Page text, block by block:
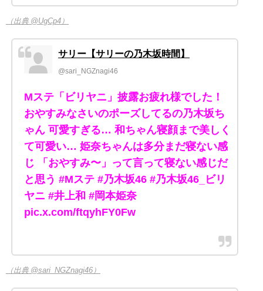
（出典 @UgCp4）
サリー【サリーの乃木坂時間】
@sari_NGZnagi46
Mステ「ビリヤニ」披露お疲れ様でした！
おやすみなさいのポーズしてるの乃木坂ち
ゃん 可愛すぎる… 和ちゃん寝顔まで美しく
て可愛い… 姫奈ちゃんは多分まだ寝ない感
じ 「おやすみ〜」って言って寝ない感じだ
と思う #Mステ #乃木坂46 #乃木坂46_ビリ
ヤニ #井上和 #岡本姫奈
pic.x.com/ftqyhFY0Fw
（出典 @sari_NGZnagi46）